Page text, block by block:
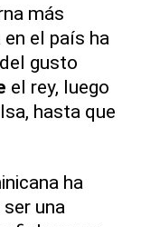
más
el país ha
gusto
el rey, luego
hasta que
ha
una